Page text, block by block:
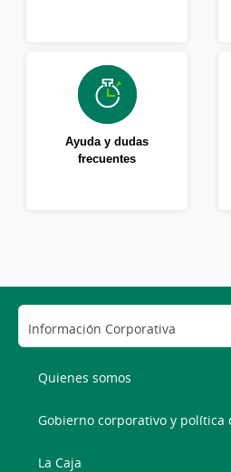
Ayuda y dudas
frecuentes
Quienes somos
Gobierno corporativo y política
La Caja